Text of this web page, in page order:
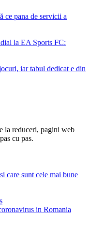
ce pana de servicii a
la EA Sports FC:
iar tabul dedicat e din
la reduceri, pagini web
cu pas.
care sunt cele mai bune
in Romania